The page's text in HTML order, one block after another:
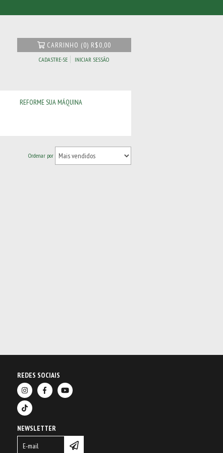
CARRINHO (0) R$0,00
CADASTRE-SE INICIAR SESSÃO
REFORME SUA MÁQUINA
Ordenar por
REDES SOCIAIS
NEWSLETTER